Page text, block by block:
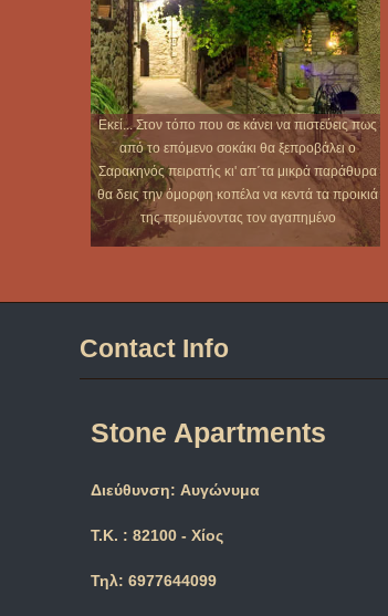
Εκεί... Στον τόπο που σε κάνει να πιστεύεις πως
από το επόμενο σοκάκι θα ξεπροβάλει ο
Σαρακηνός πειρατής κι' απ΄τα μικρά παράθυρα
θα δεις την όμορφη κοπέλα να κεντά τα προικιά
της περιμένοντας τον αγαπημένο
Contact Info
Stone Apartments
Διεύθυνση: Αυγώνυμα
Τ.Κ. : 82100 - Χίος
Τηλ: 6977644099